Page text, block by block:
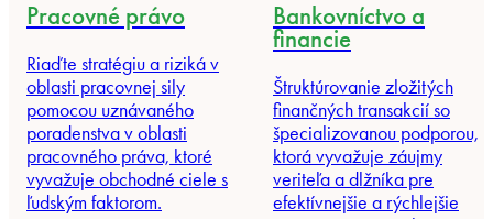
Pracovné právo
Riaďte stratégiu a riziká v
oblasti pracovnej sily
pomocou uznávaného
poradenstva v oblasti
pracovného práva, ktoré
vyvažuje obchodné ciele s
ľudským faktorom.
Bankovníctvo a
financie
Štruktúrovanie zložitých
finančných transakcií so
špecializovanou podporou,
ktorá vyvažuje záujmy
veriteľa a dlžníka pre
efektívnejšie a rýchlejšie